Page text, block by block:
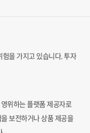
을 가지고 있습니다.투자
위하는 플랫폼 제공자로
보전하거나 상품 제공을